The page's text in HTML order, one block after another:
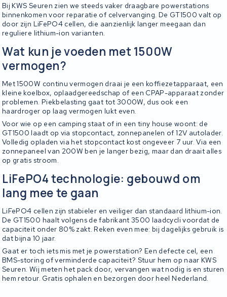
Bij KWS Seuren zien we steeds vaker draagbare powerstations
binnenkomen voor reparatie of celvervanging. De GT1500 valt op
door zijn LiFePO4 cellen, die aanzienlijk langer meegaan dan
reguliere lithium-ion varianten.
Wat kun je voeden met 1500W
vermogen?
Met 1500W continu vermogen draai je een koffiezetapparaat, een
kleine koelbox, oplaadgereedschap of een CPAP-apparaat zonder
problemen. Piekbelasting gaat tot 3000W, dus ook een
haardroger op laag vermogen lukt even.
Voor wie op een camping staat of in een tiny house woont: de
GT1500 laadt op via stopcontact, zonnepanelen of 12V autolader.
Volledig opladen via het stopcontact kost ongeveer 7 uur. Via een
zonnepaneel van 200W ben je langer bezig, maar dan draait alles
op gratis stroom.
LiFePO4 technologie: gebouwd om
lang mee te gaan
LiFePO4 cellen zijn stabieler en veiliger dan standaard lithium-ion.
De GT1500 haalt volgens de fabrikant 3500 laadcycli voordat de
capaciteit onder 80% zakt. Reken even mee: bij dagelijks gebruik is
dat bijna 10 jaar.
Gaat er toch iets mis met je powerstation? Een defecte cel, een
BMS-storing of verminderde capaciteit? Stuur hem op naar KWS
Seuren. Wij meten het pack door, vervangen wat nodig is en sturen
hem retour. Gratis ophalen en bezorgen door heel Nederland.